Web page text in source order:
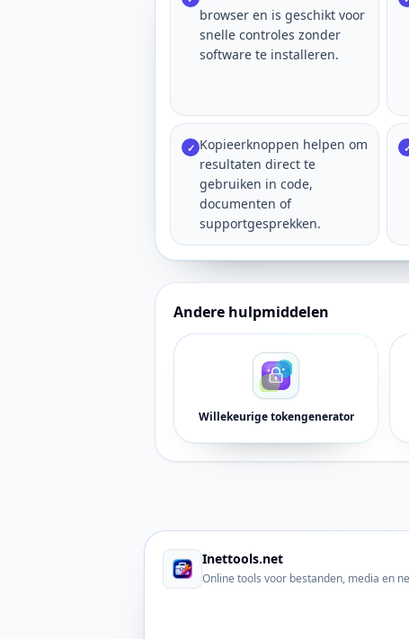
browser en is geschikt voor
snelle controles zonder
software te installeren.
✓ Kopieerknoppen helpen om
resultaten direct te
gebruiken in code,
documenten of
supportgesprekken.
Andere hulpmiddelen
Willekeurige tokengenerator
Inettools.net
Online tools voor bestanden, media en